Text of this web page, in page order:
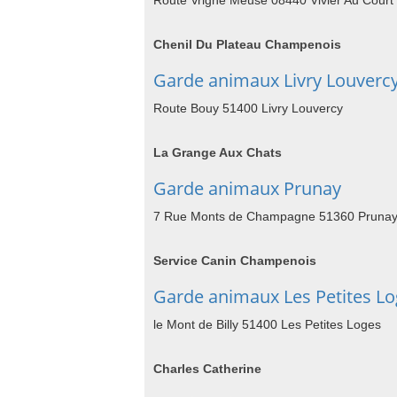
Chenil Du Plateau Champenois
Garde animaux Livry
Route Bouy 51400 Livry Louvercy
La Grange Aux Chats
Garde animaux Prunay
7 Rue Monts de Champagne 51360 Prunay
Service Canin Champenois
Garde animaux Les Petites
le Mont de Billy 51400 Les Petites Loges
Charles Catherine